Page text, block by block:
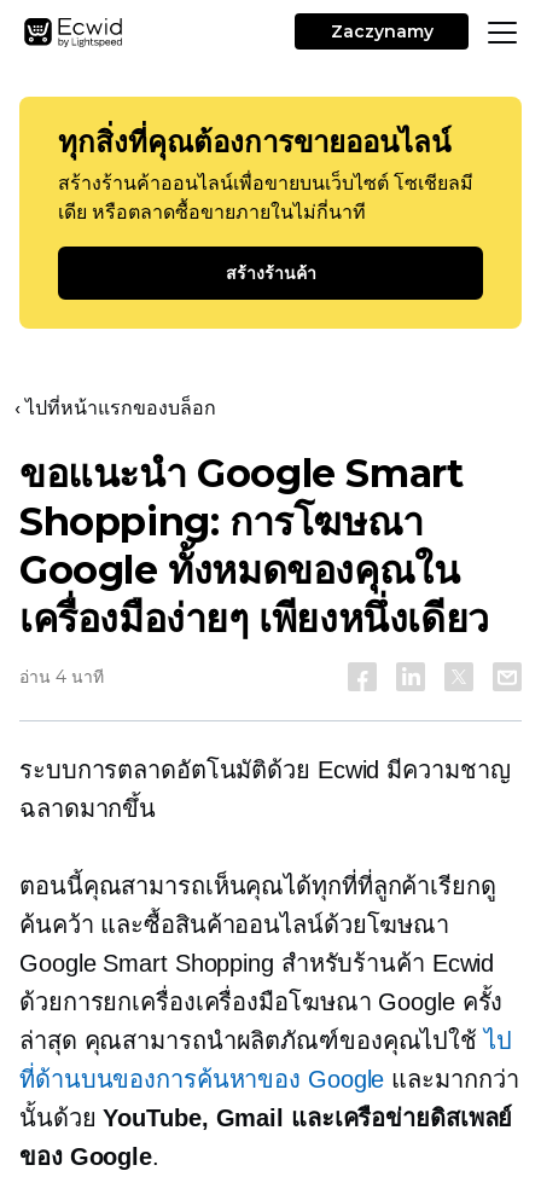
Zaczynamy
ทุกสิ่งที่คุณต้องการขายออนไลน์
สร้างร้านค้าออนไลน์เพื่อขายบนเว็บไซต์ โซเชียลมี
เดีย หรือตลาดซื้อขายภายในไม่กี่นาที
สร้างร้านค้า
‹ ไปที่หน้าแรกของบล็อก
ขอแนะนำ Google Smart
Shopping: การโฆษณา
Google ทั้งหมดของคุณใน
เครื่องมือง่ายๆ เพียงหนึ่งเดียว
อ่าน 4 นาที
ระบบการตลาดอัตโนมัติด้วย Ecwid มีความชาญ
ฉลาดมากขึ้น
ตอนนี้คุณสามารถเห็นคุณได้ทุกที่ที่ลูกค้าเรียกดู
ค้นคว้า และซื้อสินค้าออนไลน์ด้วยโฆษณา
Google Smart Shopping สำหรับร้านค้า Ecwid
ด้วยการยกเครื่องเครื่องมือโฆษณา Google ครั้ง
ล่าสุด คุณสามารถนำผลิตภัณฑ์ของคุณไปใช้ไป
ที่ด้านบนของการค้นหาของ Google และมากกว่า
นั้นด้วยYouTube, Gmail และเครือข่ายดิสเพลย์
ของ Google.